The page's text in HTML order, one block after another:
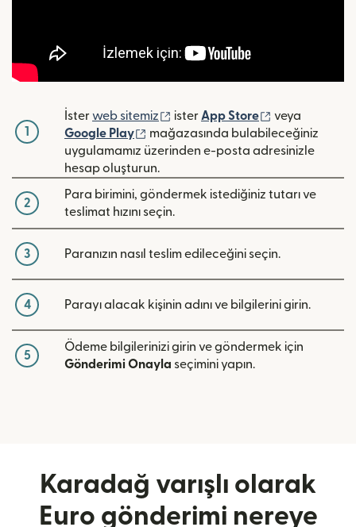
1
İsterweb sitemiz (yeni pencerede açılır)
ister App Store (yeni
veya
Google Play
(yeni pencerede açılır)
mağazasında bulabileceğiniz
uygulamamız üzerinden e-posta adresinizle
hesap oluşturun.
2
Para birimini, göndermek istediğiniz tutarı ve
teslimat hızını seçin.
3 Paranızın nasıl teslim edileceğini seçin.
4 Parayı alacak kişinin adını ve bilgilerini girin.
5
Ödeme bilgilerinizi girin ve göndermek için
Gönderimi Onayla seçimini yapın.
Karadağ varışlı olarak
Euro gönderimi nereye